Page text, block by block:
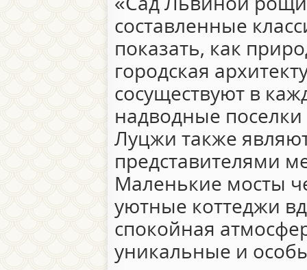
составленные
показать, как
городская
сосуществуют в
надводные
Луцжи также
представителями
Маленькие мосты
уютные коттеджи
спокойная
уникальные и